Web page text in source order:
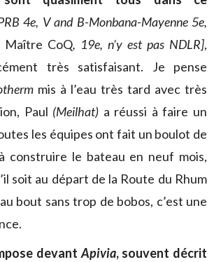
4e, V and B-Monbana-Mayenne 5e,
Maître CoQ, 19e, n’y est pas NDLR],
très satisfaisant. Je pense
mis à l’eau très tard avec très
Paul (Meilhat) a réussi à faire un
les équipes ont fait un boulot de
construire le bateau en neuf mois,
soit au départ de la Route du Rhum
bout sans trop de bobos, c’est une
devant Apivia, souvent décrit